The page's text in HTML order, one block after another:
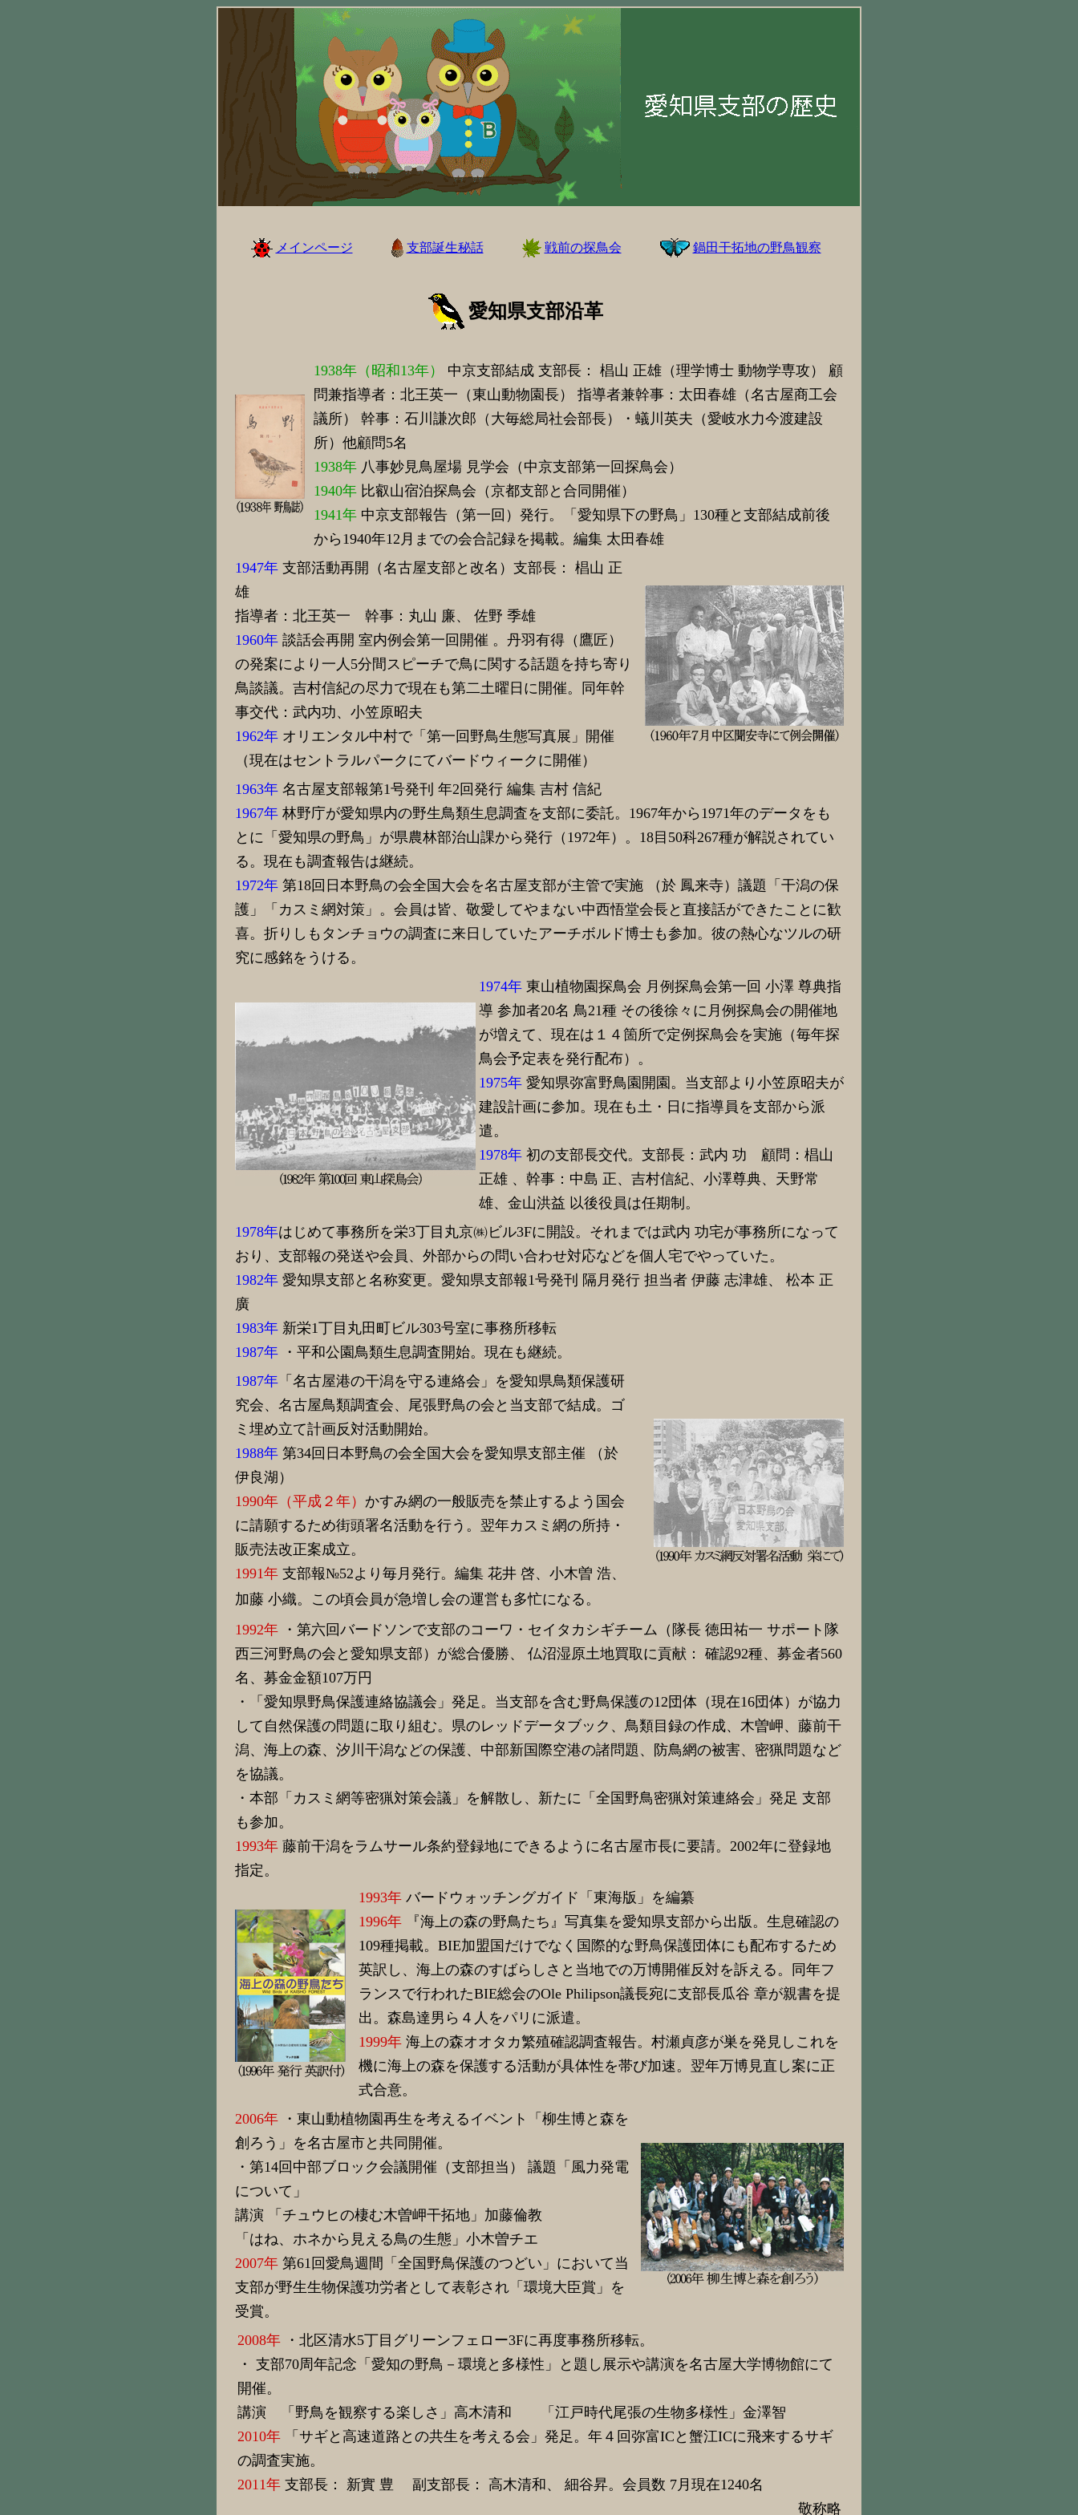
メインページ 支部誕生秘話 戦前の探鳥会 鍋田干拓地の野鳥観察
愛知県支部沿革
1938年（昭和13年） 中京支部結成 支部長： 椙山 正雄（理学博士 動物学専攻） 顧
問兼指導者：北王英一（東山動物園長） 指導者兼幹事：太田春雄（名古屋商工会
議所） 幹事：石川謙次郎（大毎総局社会部長）・蟻川英夫（愛岐水力今渡建設
所）他顧問5名
1938年 八事妙見鳥屋場 見学会（中京支部第一回探鳥会）
1940年 比叡山宿泊探鳥会（京都支部と合同開催）
1941年中京支部報告（第一回）発行。「愛知県下の野鳥」130種と支部結成前後
から1940年12月までの会合記録を掲載。編集 太田春雄
1947年支部活動再開（名古屋支部と改名）支部長： 椙山 正
雄
指導者：北王英一 幹事：丸山 廉、 佐野 季雄
1960年 談話会再開 室内例会第一回開催 。丹羽有得（鷹匠）
の発案により一人5分間スピーチで鳥に関する話題を持ち寄り
鳥談議。吉村信紀の尽力で現在も第二土曜日に開催。同年幹
事交代：武内功、小笠原昭夫
1962年オリエンタル中村で「第一回野鳥生態写真展」開催
（現在はセントラルパークにてバードウィークに開催）
1963年 名古屋支部報第1号発刊 年2回発行 編集 吉村 信紀
1967年 林野庁が愛知県内の野生鳥類生息調査を支部に委託。1967年から1971年のデータをも
とに「愛知県の野鳥」が県農林部治山課から発行（1972年）。18目50科267種が解説されてい
る。現在も調査報告は継続。
1972年第18回日本野鳥の会全国大会を名古屋支部が主管で実施 （於 鳳来寺）議題「干潟の保
護」「カスミ網対策」。会員は皆、敬愛してやまない中西悟堂会長と直接話ができたことに歓
喜。折りしもタンチョウの調査に来日していたアーチボルド博士も参加。彼の熱心なツルの研
究に感銘をうける。
1974年 東山植物園探鳥会 月例探鳥会第一回 小澤 尊典指
導 参加者20名 鳥21種 その後徐々に月例探鳥会の開催地
が増えて、現在は１４箇所で定例探鳥会を実施（毎年探
鳥会予定表を発行配布）。
1975年 愛知県弥富野鳥園開園。当支部より小笠原昭夫が
建設計画に参加。現在も土・日に指導員を支部から派
遣。
1978年 初の支部長交代。支部長：武内 功 顧問：椙山
正雄 、幹事：中島 正、吉村信紀、小澤尊典、天野常
雄、金山洪益 以後役員は任期制。
1978年はじめて事務所を栄3丁目丸京㈱ビル3Fに開設。それまでは武内 功宅が事務所になって
おり、支部報の発送や会員、外部からの問い合わせ対応などを個人宅でやっていた。
1982年 愛知県支部と名称変更。愛知県支部報1号発刊 隔月発行 担当者 伊藤 志津雄、 松本 正
廣
1983年 新栄1丁目丸田町ビル303号室に事務所移転
1987年 ・平和公園鳥類生息調査開始。現在も継続。
1987年「名古屋港の干潟を守る連絡会」を愛知県鳥類保護研
究会、名古屋鳥類調査会、尾張野鳥の会と当支部で結成。ゴ
ミ埋め立て計画反対活動開始。
1988年 第34回日本野鳥の会全国大会を愛知県支部主催 （於
伊良湖）
1990年（平成２年） かすみ網の一般販売を禁止するよう国会
に請願するため街頭署名活動を行う。翌年カスミ網の所持・
販売法改正案成立。
1991年支部報№52より毎月発行。編集 花井 啓、小木曽 浩、
加藤 小織。この頃会員が急増し会の運営も多忙になる。
1992年・第六回バードソンで支部のコーワ・セイタカシギチーム（隊長 徳田祐一 サポート隊
西三河野鳥の会と愛知県支部）が総合優勝、 仏沼湿原土地買取に貢献： 確認92種、募金者560
名、募金金額107万円
・「愛知県野鳥保護連絡協議会」発足。当支部を含む野鳥保護の12団体（現在16団体）が協力
して自然保護の問題に取り組む。県のレッドデータブック、鳥類目録の作成、木曽岬、藤前干
潟、海上の森、汐川干潟などの保護、中部新国際空港の諸問題、防鳥網の被害、密猟問題など
を協議。
・本部「カスミ網等密猟対策会議」を解散し、新たに「全国野鳥密猟対策連絡会」発足 支部
も参加。
1993年藤前干潟をラムサール条約登録地にできるように名古屋市長に要請。2002年に登録地
指定。
1993年 バードウォッチングガイド「東海版」を編纂
1996年『海上の森の野鳥たち』写真集を愛知県支部から出版。生息確認の
109種掲載。BIE加盟国だけでなく国際的な野鳥保護団体にも配布するため
英訳し、海上の森のすばらしさと当地での万博開催反対を訴える。同年フ
ランスで行われたBIE総会のOle Philipson議長宛に支部長瓜谷 章が親書を提
出。森島達男ら４人をパリに派遣。
1999年海上の森オオタカ繁殖確認調査報告。村瀬貞彦が巣を発見しこれを
機に海上の森を保護する活動が具体性を帯び加速。翌年万博見直し案に正
式合意。
2006年 ・東山動植物園再生を考えるイベント「柳生博と森を
創ろう」を名古屋市と共同開催。
・第14回中部ブロック会議開催（支部担当） 議題「風力発電
について」
講演 「チュウヒの棲む木曽岬干拓地」加藤倫教
「はね、ホネから見える鳥の生態」小木曽チエ
2007年 第61回愛鳥週間「全国野鳥保護のつどい」において当
支部が野生生物保護功労者として表彰され「環境大臣賞」を
受賞。
2008年 ・北区清水5丁目グリーンフェロー3Fに再度事務所移転。
・ 支部70周年記念「愛知の野鳥－環境と多様性」と題し展示や講演を名古屋大学博物館にて
開催。
講演 「野鳥を観察する楽しさ」高木清和 「江戸時代尾張の生物多様性」金澤智
2010年「サギと高速道路との共生を考える会」発足。年４回弥富ICと蟹江ICに飛来するサギ
の調査実施。
2011年支部長： 新實 豊 副支部長： 高木清和、 細谷昇。会員数 7月現在1240名
敬称略